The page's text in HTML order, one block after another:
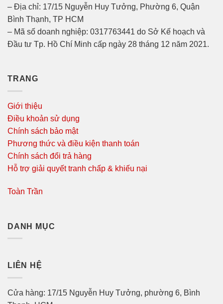
– Địa chỉ: 17/15 Nguyễn Huy Tưởng, Phường 6, Quận
Bình Thạnh, TP HCM
– Mã số doanh nghiệp: 0317763441 do Sở Kế hoạch và
Đầu tư Tp. Hồ Chí Minh cấp ngày 28 tháng 12 năm 2021.
TRANG
Giới thiệu
Điều khoản sử dụng
Chính sách bảo mật
Phương thức và điều kiện thanh toán
Chính sách đổi trả hàng
Hỗ trợ giải quyết tranh chấp & khiếu nại
Toàn Trần
DANH MỤC
LIÊN HỆ
Cửa hàng: 17/15 Nguyễn Huy Tưởng, phường 6, Bình